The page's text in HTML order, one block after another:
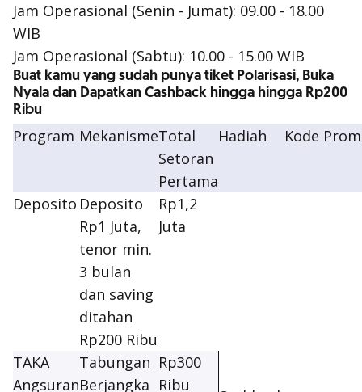
Jam Operasional (Senin - Jumat): 09.00 - 18.00
WIB
Jam Operasional (Sabtu): 10.00 - 15.00 WIB
Buat kamu yang sudah punya tiket Polarisasi, Buka
Nyala dan Dapatkan Cashback hingga hingga Rp200
Ribu
Program MekanismeTotal
Setoran
Pertama
Hadiah Kode
Deposito Deposito
Rp1 Juta,
tenor min.
3 bulan
dan saving
ditahan
Rp200 Ribu
Rp1,2
Juta
TAKA
Angsuran
Tabungan
Berjangka
Rp300
Ribu